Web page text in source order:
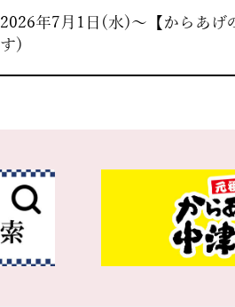
2026年7月1日(水)～【からあげ
す)